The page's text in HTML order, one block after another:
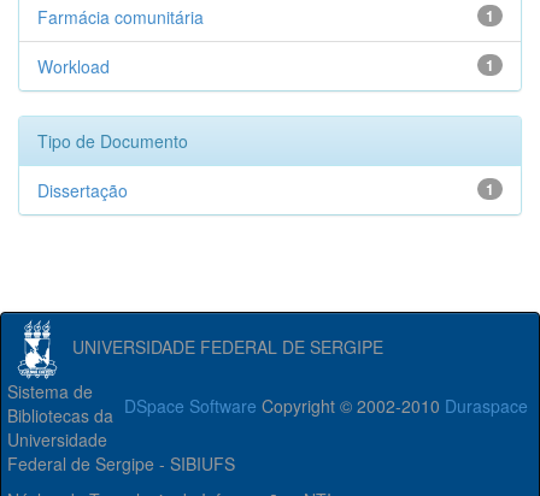
1
Farmácia comunitária
1
Workload
Tipo de Documento
1
Dissertação
UNIVERSIDADE FEDERAL DE SERGIPE
DSpace Software Copyright © 2002-2010 Duraspace
Sistema de
Bibliotecas da
Universidade
Federal de Sergipe - SIBIUFS